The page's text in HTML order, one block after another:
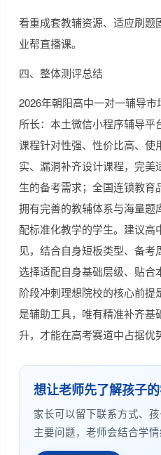
看重成套教辅资源、适应刷题
业帮直播课。
四、整体测评总结
2026年朝阳高中一对一辅导
所长：本土微信小程序辅导平
课程针对性强、性价比高、使
实、漏洞补齐设计课程，完美
生的备考需求；全国连锁教育
拥有完善的教辅体系与海量题
配标准化教学的学生。建议高
见，结合自身短板类型、备
选择适配自身基础层级、贴合
阶段冲刺理想院校的核心前提
是辅助工具，唯有精准补齐基
升，才能在高考赛道中占据优
想让老师先了解孩子的
家长可以留下联系方式、
主要问题，老师会结合学情